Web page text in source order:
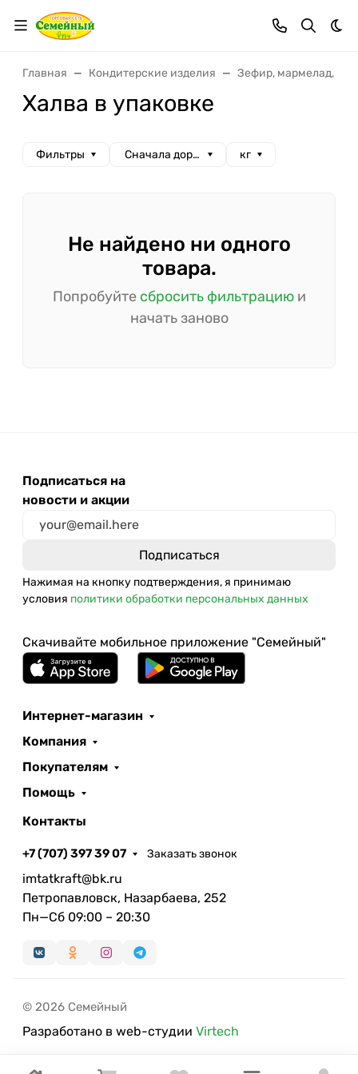
Главная Кондитерские изделия Зефир, мармелад,
Халва в упаковке
Фильтры Сначала дорогие кг
Не найдено ни одного
товара.
Попробуйте сбросить фильтрациюи
начать заново
Подписаться на
новости и акции
Нажимая на кнопку подтверждения, я принимаю
условия политики обработки персональных данных
Скачивайте мобильное приложение "Семейный"
Интернет-магазин
Компания
Покупателям
Помощь
Контакты
+7 (707) 397 39 07 Заказать звонок
imtatkraft@bk.ru
Петропавловск, Назарбаева, 252
Пн—Сб 09:00 – 20:30
© 2026 Семейный
Разработано в web-студии Virtech